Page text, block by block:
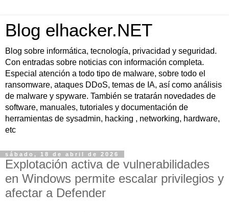
Blog elhacker.NET
Blog sobre informática, tecnología, privacidad y seguridad.
Con entradas sobre noticias con información completa.
Especial atención a todo tipo de malware, sobre todo el
ransomware, ataques DDoS, temas de IA, así como análisis
de malware y spyware. También se tratarán novedades de
software, manuales, tutoriales y documentación de
herramientas de sysadmin, hacking , networking, hardware,
etc
sábado, 18 de abril de 2026
Explotación activa de vulnerabilidades
en Windows permite escalar privilegios y
afectar a Defender